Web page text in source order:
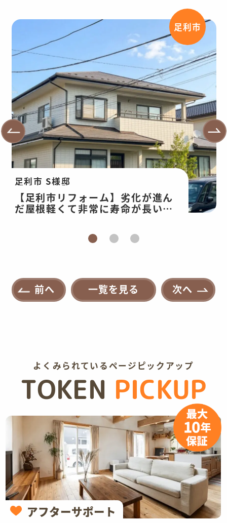
足利市
足利市 S様邸
【足利市リフォーム】劣化が進ん
だ屋根軽くて非常に寿命が長い屋
前へ 一覧を見る 次へ
よくみられているページピックアップ
TOKEN PICKUP
アフターサポート